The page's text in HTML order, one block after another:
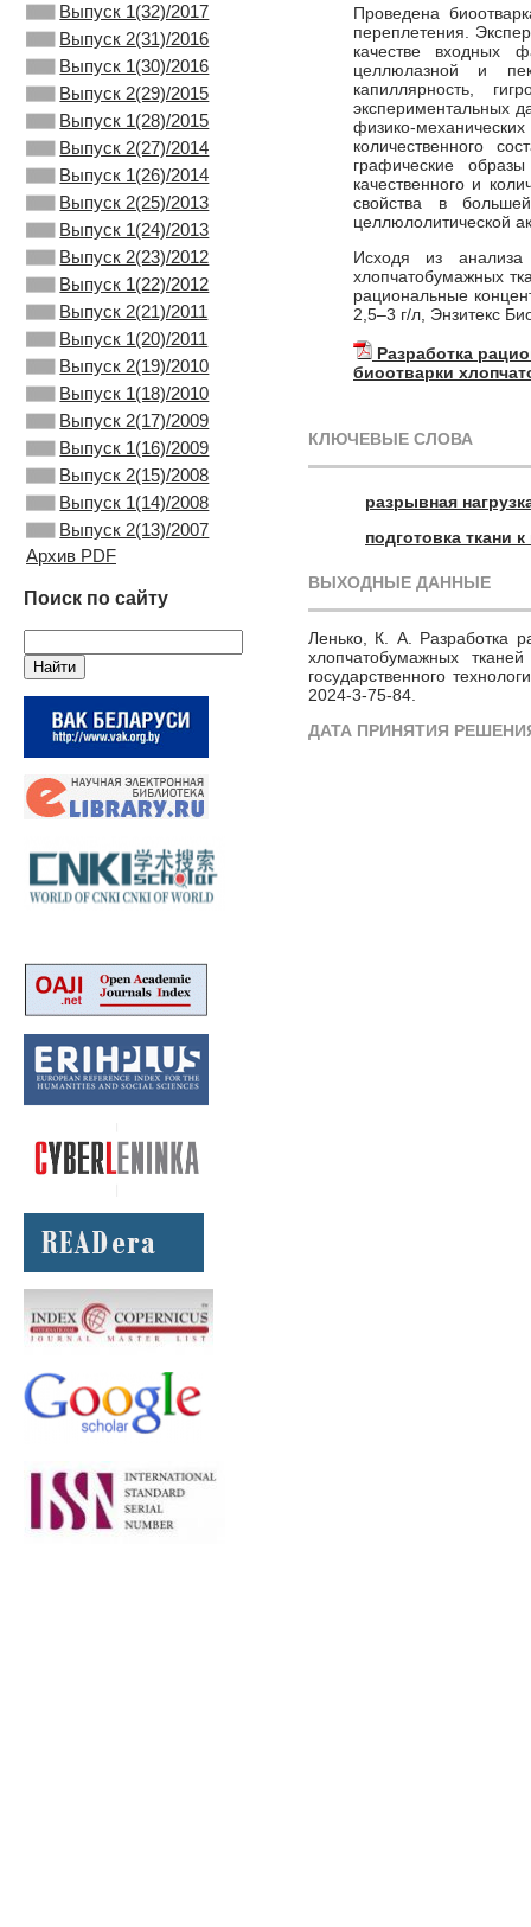
Выпуск 1(32)/2017
Выпуск 2(31)/2016
Выпуск 1(30)/2016
Выпуск 2(29)/2015
Выпуск 1(28)/2015
Выпуск 2(27)/2014
Выпуск 1(26)/2014
Выпуск 2(25)/2013
Выпуск 1(24)/2013
Выпуск 2(23)/2012
Выпуск 1(22)/2012
Выпуск 2(21)/2011
Выпуск 1(20)/2011
Выпуск 2(19)/2010
Выпуск 1(18)/2010
Выпуск 2(17)/2009
Выпуск 1(16)/2009
Выпуск 2(15)/2008
Выпуск 1(14)/2008
Выпуск 2(13)/2007
Архив PDF
Поиск по сайту
Проведена
переплетения.
качестве входных
целлюлазной и
капиллярность,
экспериментальных
физико-
количественного
графические
качественного и
свойства в
целлюлолитической
Исходя из анализа
хлопчатобумажных
рациональные
2,5–3 г/л, Энзитекс
Разработка
биоотварки
КЛЮЧЕВЫЕ СЛОВА
разрывная
подготовка ткани
ВЫХОДНЫЕ ДАННЫЕ
Ленько, К. А. Разработка
хлопчатобумажных
государственного
2024-3-75-84.
ДАТА ПРИНЯТИЯ